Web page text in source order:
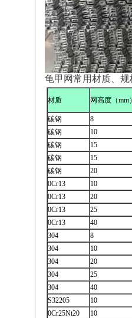
龟甲网常用材质、
材质 网高度（mm
碳钢
8
碳钢
10
碳钢
15
碳钢
15
碳钢
20
0Cr13
10
0Cr13
20
0Cr13
25
0Cr13
40
304
8
304
10
304
20
304
25
304
40
S32205
10
0Cr25Ni20
10